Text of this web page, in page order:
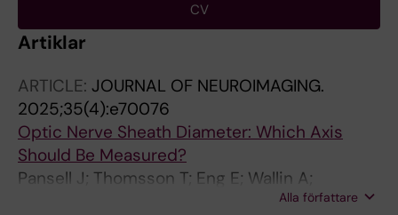
CV
Artiklar
ARTICLE: JOURNAL OF NEUROIMAGING.
2025;35(4):e70076
Optic Nerve Sheath Diameter: Which Axis
Should Be Measured?
Pansell J; Thomsson T; Eng E; Wallin A;
Alla författare